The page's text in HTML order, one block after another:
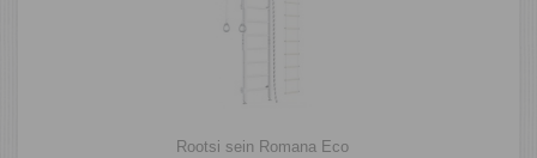
Rootsi sein Romana Eco